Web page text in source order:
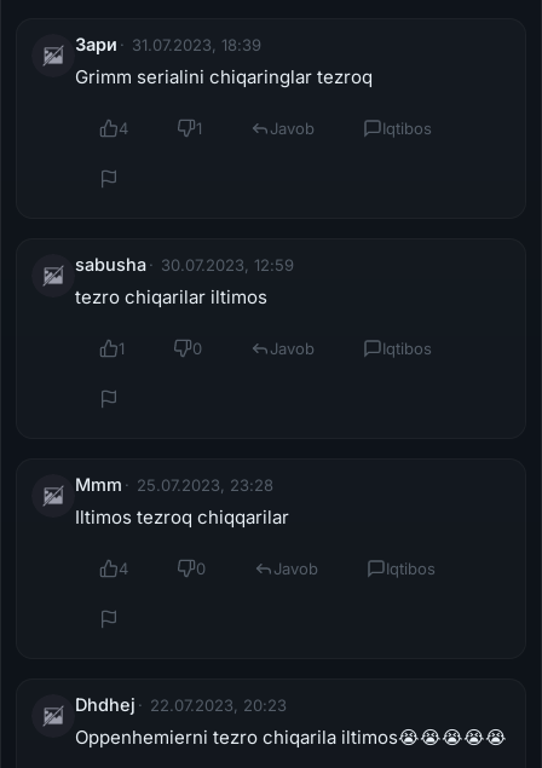
Зари 31.07.2023, 18:39
Grimm serialini chiqaringlar tezroq
4 1 Javob Iqtibos
sabusha 30.07.2023, 12:59
tezro chiqarilar iltimos
1 0 Javob Iqtibos
Mmm 25.07.2023, 23:28
Iltimos tezroq chiqqarilar
4 0 Javob Iqtibos
Dhdhej 22.07.2023, 20:23
Oppenhemierni tezro chiqarila iltimos😭😭😭😭😭